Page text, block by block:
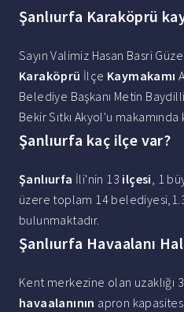
Şanlıurfa Karaköprü
Sayın Valimiz Hasan Basri
Karaköprü İlçe Kaymakamı
Belediye Başkanı Metin
Bekir Sıtkı Akyol'u
Şanlıurfa kaç ilçe var?
Şanlıurfa İli'nin 13 ilçesi, 1
üzere toplam 14
bulunmaktadır.
Şanlıurfa Havaalanı
Kent merkezine olan uzaklığı
havaalanının apron